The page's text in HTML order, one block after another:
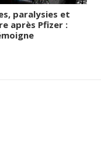
paralysies et
après Pfizer :